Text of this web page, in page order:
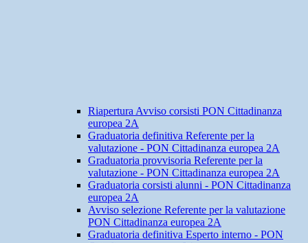
Riapertura Avviso corsisti PON Cittadinanza
europea 2A
Graduatoria definitiva Referente per la
valutazione - PON Cittadinanza europea 2A
Graduatoria provvisoria Referente per la
valutazione - PON Cittadinanza europea 2A
Graduatoria corsisti alunni - PON Cittadinanza
europea 2A
Avviso selezione Referente per la valutazione
PON Cittadinanza europea 2A
Graduatoria definitiva Esperto interno - PON